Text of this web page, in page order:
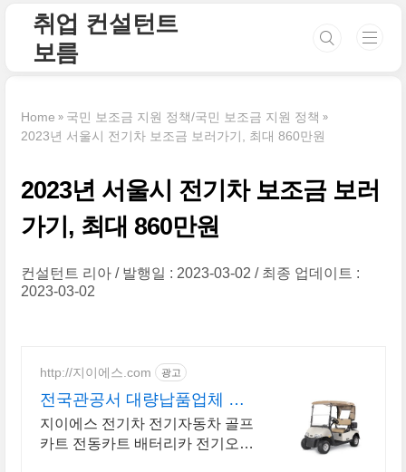
취업 컨설턴트
보름
Home
국민 보조금 지원 정책/국민 보조금 지원 정책
2023년 서울시 전기차 보조금 보러가기, 최대 860만원
2023년 서울시 전기차 보조금 보러
가기, 최대 860만원
컨설턴트 리아 발행일 : 2023-03-02
최종 업데이트 :
2023-03-02
http://지이에스.com 광고
전국관공서 대량납품업체 다
목적운반차 임대및판매
지이에스 전기차 전기자동차 골프
카트 전동카트 배터리카 전기오토